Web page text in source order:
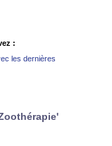
:
les dernières